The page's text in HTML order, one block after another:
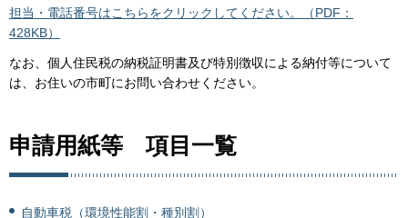
担当・電話番号はこちらをクリックしてください。（PDF：
428KB）
なお、個人住民税の納税証明書及び特別徴収による納付等について
は、お住いの市町にお問い合わせください。
申請用紙等 項目一覧
自動車税（環境性能割・種別割）